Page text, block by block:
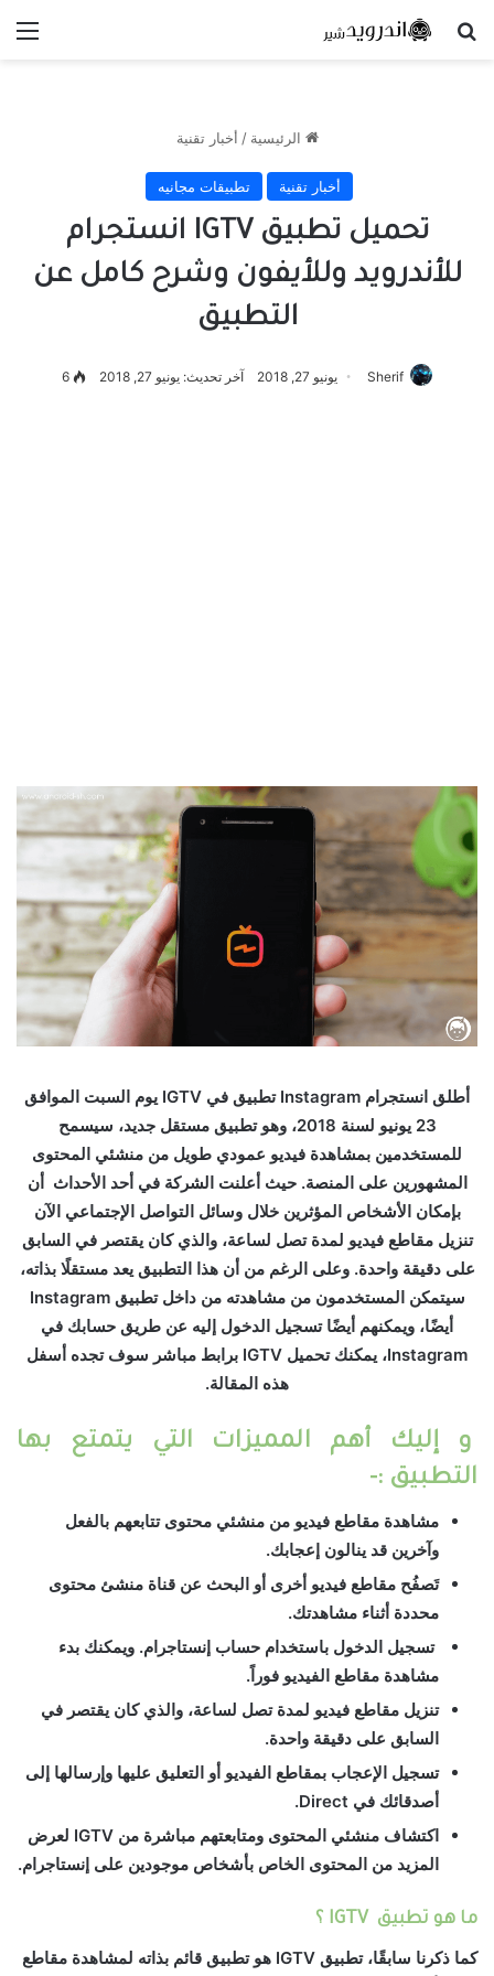
بحث عن
الرئيسية / أخبار تقنية
أخبار تقنية تطبيقات مجانيه
تحميل تطبيق IGTV انستجرام
للأندرويد وللأيفون وشرح كامل عن
التطبيق
Sherif يونيو 27, 2018 آخر تحديث: يونيو 27, 2018 6
أطلق انستجرام Instagram تطبيق في IGTV يوم السبت الموافق
23 يونيو لسنة 2018، وهو تطبيق مستقل جديد، سيسمح
للمستخدمين بمشاهدة فيديو عمودي طويل من منشئي المحتوى
المشهورين على المنصة. حيث أعلنت الشركة في أحد الأحداث أن
بإمكان الأشخاص المؤثرين خلال وسائل التواصل الإجتماعي الآن
تنزيل مقاطع فيديو لمدة تصل لساعة، والذي كان يقتصر في السابق
على دقيقة واحدة. وعلى الرغم من أن هذا التطبيق يعد مستقلًا بذاته،
سيتمكن المستخدمون من مشاهدته من داخل تطبيق Instagram
أيضًا، ويمكنهم أيضًا تسجيل الدخول إليه عن طريق حسابك في
Instagram، يمكنك تحميل IGTV برابط مباشر سوف تجده أسفل
هذه المقالة.
و إليك أهم المميزات التي يتمتع بها
التطبيق :-
مشاهدة مقاطع فيديو من منشئي محتوى تتابعهم بالفعل
وآخرين قد ينالون إعجابك.
تَصفُح مقاطع فيديو أخرى أو البحث عن قناة منشئ محتوى
محددة أثناء مشاهدتك.
تسجيل الدخول باستخدام حساب إنستاجرام. ويمكنك بدء
مشاهدة مقاطع الفيديو فوراً.
تنزيل مقاطع فيديو لمدة تصل لساعة، والذي كان يقتصر في
السابق على دقيقة واحدة.
تسجيل الإعجاب بمقاطع الفيديو أو التعليق عليها وإرسالها إلى
أصدقائك في Direct.
اكتشاف منشئي المحتوى ومتابعتهم مباشرة من IGTV لعرض
المزيد من المحتوى الخاص بأشخاص موجودين على إنستاجرام.
ما هو تطبيق IGTV ؟
كما ذكرنا سابقًا، تطبيق IGTV هو تطبيق قائم بذاته لمشاهدة مقاطع